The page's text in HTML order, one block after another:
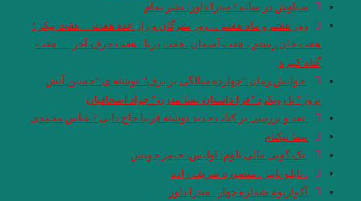
سیاوش در سایه / میترا داور/ نشر یمام
روز هفتم و ماه هفتم …روز مهرگان و راز عدد هفت …هفت پیکر ؛
هفت خان رستم ، هفت آسمان ،هفت دریا.. هفت حرف آخر … هفت
گناه کبیره
.خوانش رمان “چهارده سالگی بر برف” نوشته ی “حسین آتش
پرور” با رویکرد “فرا داستان پسا مدرن” جواد اسحاقیان
.نقد و بررسی بر کتاب جدید نوشته فریبا حاج دایی / عباس محمدی
نیما نیکنام
.تک گویی مالی بلوم؛ اولیس، جیمز جویس
. تابلو پاییز . منصوره شریف زاده
آکواریوم شماره چهار . میترا داور